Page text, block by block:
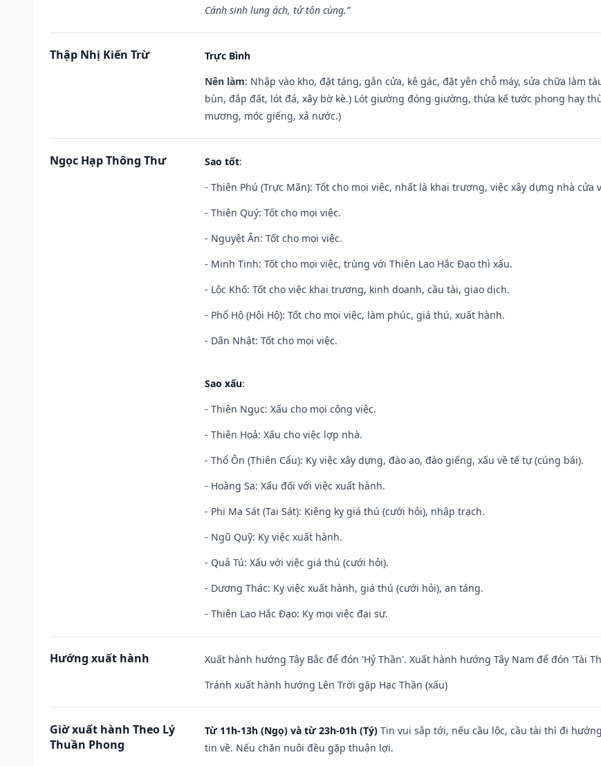
Cánh sinh lung ách, tử tôn cùng.”
Thập Nhị Kiến Trừ
Trực Bình
Nên làm: Nhập vào kho, đặt táng, gắn cửa, kê gác, đặt yên chỗ máy, sửa chữa làm
bùn, đắp đất, lót đá, xây bờ kè.) Lót giường đóng giường, thừa kế tước phong hay
mương, móc giếng, xả nước.)
Ngọc Hạp Thông Thư Sao tốt:
- Thiên Phú (Trực Mãn): Tốt cho mọi việc, nhất là khai trương, việc xây dựng nhà cửa
- Thiên Quý: Tốt cho mọi việc.
- Nguyệt Ân: Tốt cho mọi việc.
- Minh Tinh: Tốt cho mọi việc, trùng với Thiên Lao Hắc Đạo thì xấu.
- Lộc Khố: Tốt cho việc khai trương, kinh doanh, cầu tài, giao dịch.
- Phổ Hộ (Hội Hộ): Tốt cho mọi việc, làm phúc, giá thú, xuất hành.
- Dân Nhật: Tốt cho mọi việc.
Sao xấu:
- Thiên Ngục: Xấu cho mọi công việc.
- Thiên Hoả: Xấu cho việc lợp nhà.
- Thổ Ôn (Thiên Cẩu): Kỵ việc xây dựng, đào ao, đào giếng, xấu về tế tự (cúng bái).
- Hoàng Sa: Xấu đối với việc xuất hành.
- Phi Ma Sát (Tai Sát): Kiêng kỵ giá thú (cưới hỏi), nhập trạch.
- Ngũ Quỹ: Kỵ việc xuất hành.
- Quả Tú: Xấu với việc giá thú (cưới hỏi).
- Dương Thác: Kỵ việc xuất hành, giá thú (cưới hỏi), an táng.
- Thiên Lao Hắc Đạo: Kỵ mọi việc đại sự.
Hướng xuất hành
Xuất hành hướng Tây Bắc để đón 'Hỷ Thần'. Xuất hành hướng Tây Nam để đón 'Tài
Tránh xuất hành hướng Lên Trời gặp Hạc Thần (xấu)
Giờ xuất hành Theo Lý
Thuần Phong
Từ 11h-13h (Ngọ) và từ 23h-01h (Tý) Tin vui sắp tới, nếu cầu lộc, cầu tài thì đi
tin về. Nếu chăn nuôi đều gặp thuận lợi.